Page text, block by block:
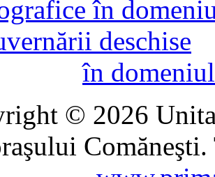
în
© 2026